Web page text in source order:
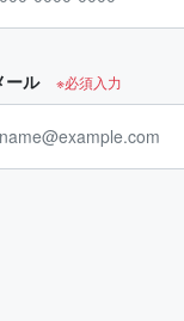
ール ※必須入力